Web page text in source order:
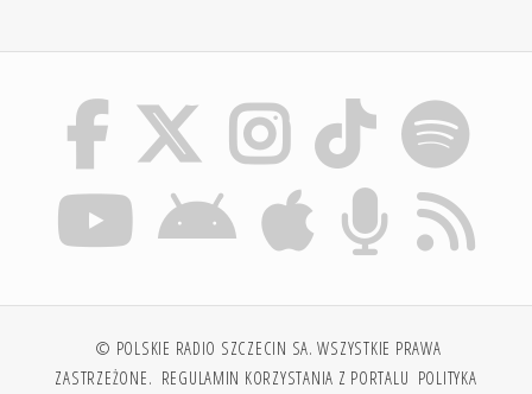
© POLSKIE RADIO SZCZECIN SA. WSZYSTKIE PRAWA
ZASTRZEŻONE. REGULAMIN KORZYSTANIA Z PORTALU POLITYKA